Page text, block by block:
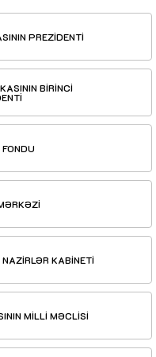
PREZİDENTİ
BİRİNCİ
KABİNETİ
MİLLİ MƏCLİSİ